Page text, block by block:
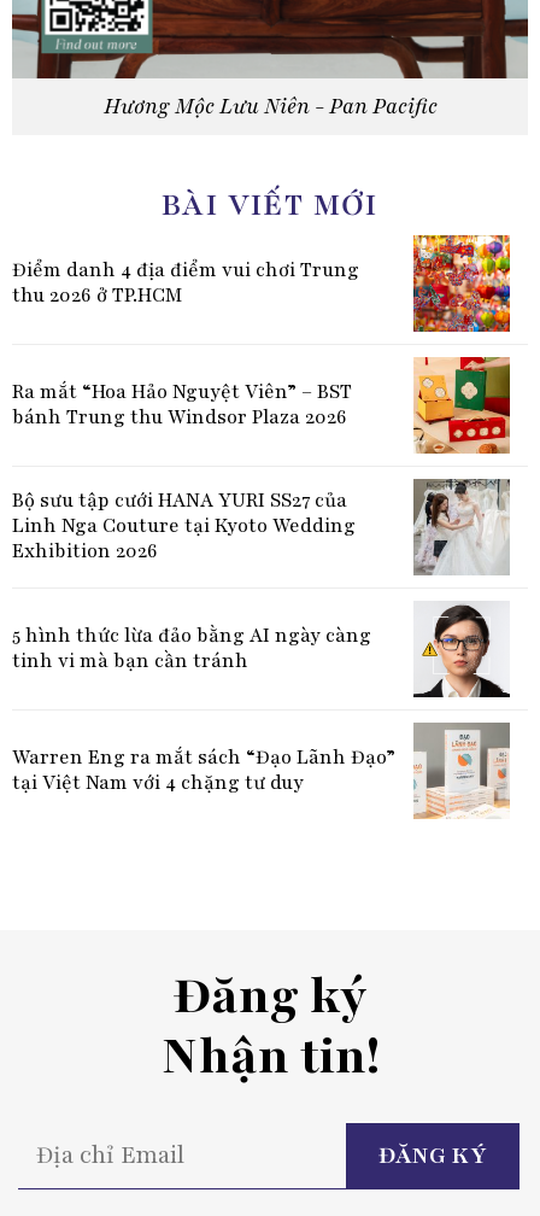
Hương Mộc Lưu Niên - Pan Pacific
BÀI VIẾT MỚI
Điểm danh 4 địa điểm vui chơi Trung
thu 2026 ở TP.HCM
Ra mắt “Hoa Hảo Nguyệt Viên” – BST
bánh Trung thu Windsor Plaza 2026
Bộ sưu tập cưới HANA YURI SS27 của
Linh Nga Couture tại Kyoto Wedding
Exhibition 2026
5 hình thức lừa đảo bằng AI ngày càng
tinh vi mà bạn cần tránh
Warren Eng ra mắt sách “Đạo Lãnh Đạo”
tại Việt Nam với 4 chặng tư duy
Đăng ký
Nhận tin!